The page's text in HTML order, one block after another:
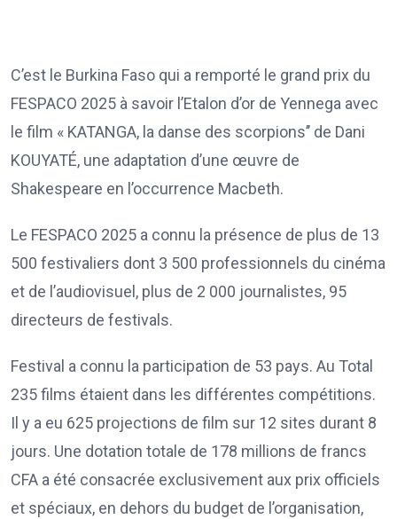
C’est le Burkina Faso qui a remporté le grand prix du
FESPACO 2025 à savoir l’Etalon d’or de Yennega avec
le film « KATANGA, la danse des scorpions’’ de Dani
KOUYATÉ, une adaptation d’une œuvre de
Shakespeare en l’occurrence Macbeth.
Le FESPACO 2025 a connu la présence de plus de 13
500 festivaliers dont 3 500 professionnels du cinéma
et de l’audiovisuel, plus de 2 000 journalistes, 95
directeurs de festivals.
Festival a connu la participation de 53 pays. Au Total
235 films étaient dans les différentes compétitions.
Il y a eu 625 projections de film sur 12 sites durant 8
jours. Une dotation totale de 178 millions de francs
CFA a été consacrée exclusivement aux prix officiels
et spéciaux, en dehors du budget de l’organisation,